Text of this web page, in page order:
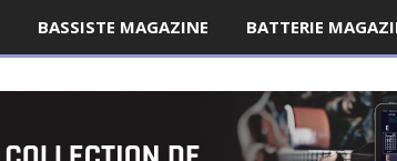
BASSISTE MAGAZINE BATTERIE